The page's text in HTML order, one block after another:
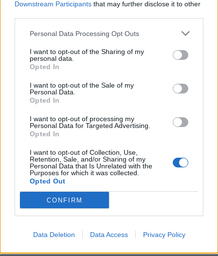
Downstream Participants that may further disclose it to other
Personal Data Processing Opt Outs
I want to opt-out of the Sharing of my
personal data.
Opted In
I want to opt-out of the Sale of my
Personal Data.
Opted In
I want to opt-out of processing my
Personal Data for Targeted Advertising.
Opted In
I want to opt-out of Collection, Use,
Retention, Sale, and/or Sharing of my
Personal Data that Is Unrelated with the
Purposes for which it was collected.
Opted Out
CONFIRM
Data Deletion Data Access Privacy Policy
Edellinen artikkeli
Canadiensin hyökkääjä taiteili
Seuraava artikkeli
– ”Kiva että luotat isoveljesi
Leijonat julkisti ketjut Sveitsi-peliin –
kaukaloon
Venäläisveskari sekosi Suomen 2.
divisioonassa – sai samasta tilanteesta
50 jäähyminuuttia
Kanada – USA klo 15:10 – näin katsot
ottelun ilmaiseksi TV:stä